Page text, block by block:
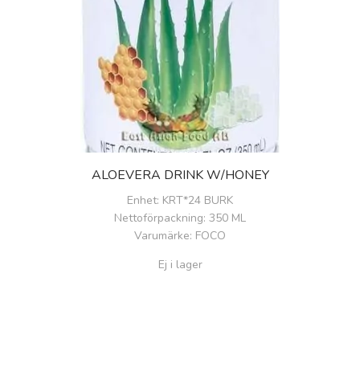
ALOEVERA DRINK W/HONEY
Enhet: KRT*24 BURK
Nettoförpackning: 350 ML
Varumärke: FOCO
Ej i lager